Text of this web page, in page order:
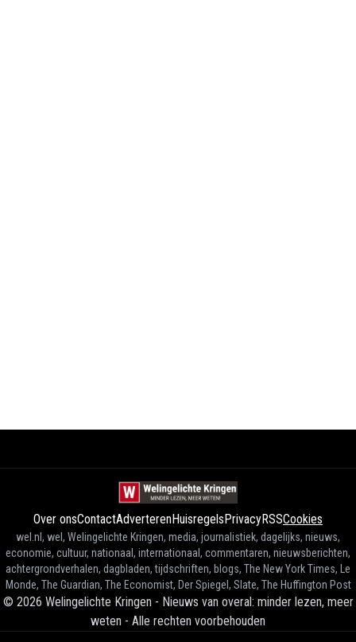
Over onsContactAdverterenHuisregelsPrivacyRSSCookies
wel.nl, wel, Welingelichte Kringen, media, journalistiek, dagelijks, nieuws,
economie, cultuur, nationaal, internationaal, commentaren, nieuwsberichten,
achtergrondverhalen, dagbladen, tijdschriften, blogs, The New York Times, Le
Monde, The Guardian, The Economist, Der Spiegel, Slate, The Huffington Post
© 2026 Welingelichte Kringen - Nieuws van overal: minder lezen, meer
weten - Alle rechten voorbehouden